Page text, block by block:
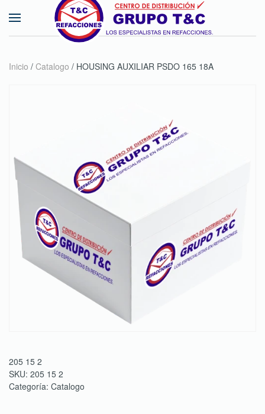
Skip to main content
Inicio / Catalogo / HOUSING AUXILIAR PSDO 165 18A
205 15 2
SKU: 205 15 2
Categoría: Catalogo